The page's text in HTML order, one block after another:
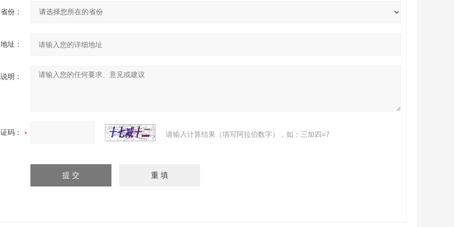
省份：
址：
明：
码： 请输入计算结果（填写阿拉伯数字），如：三加四=7